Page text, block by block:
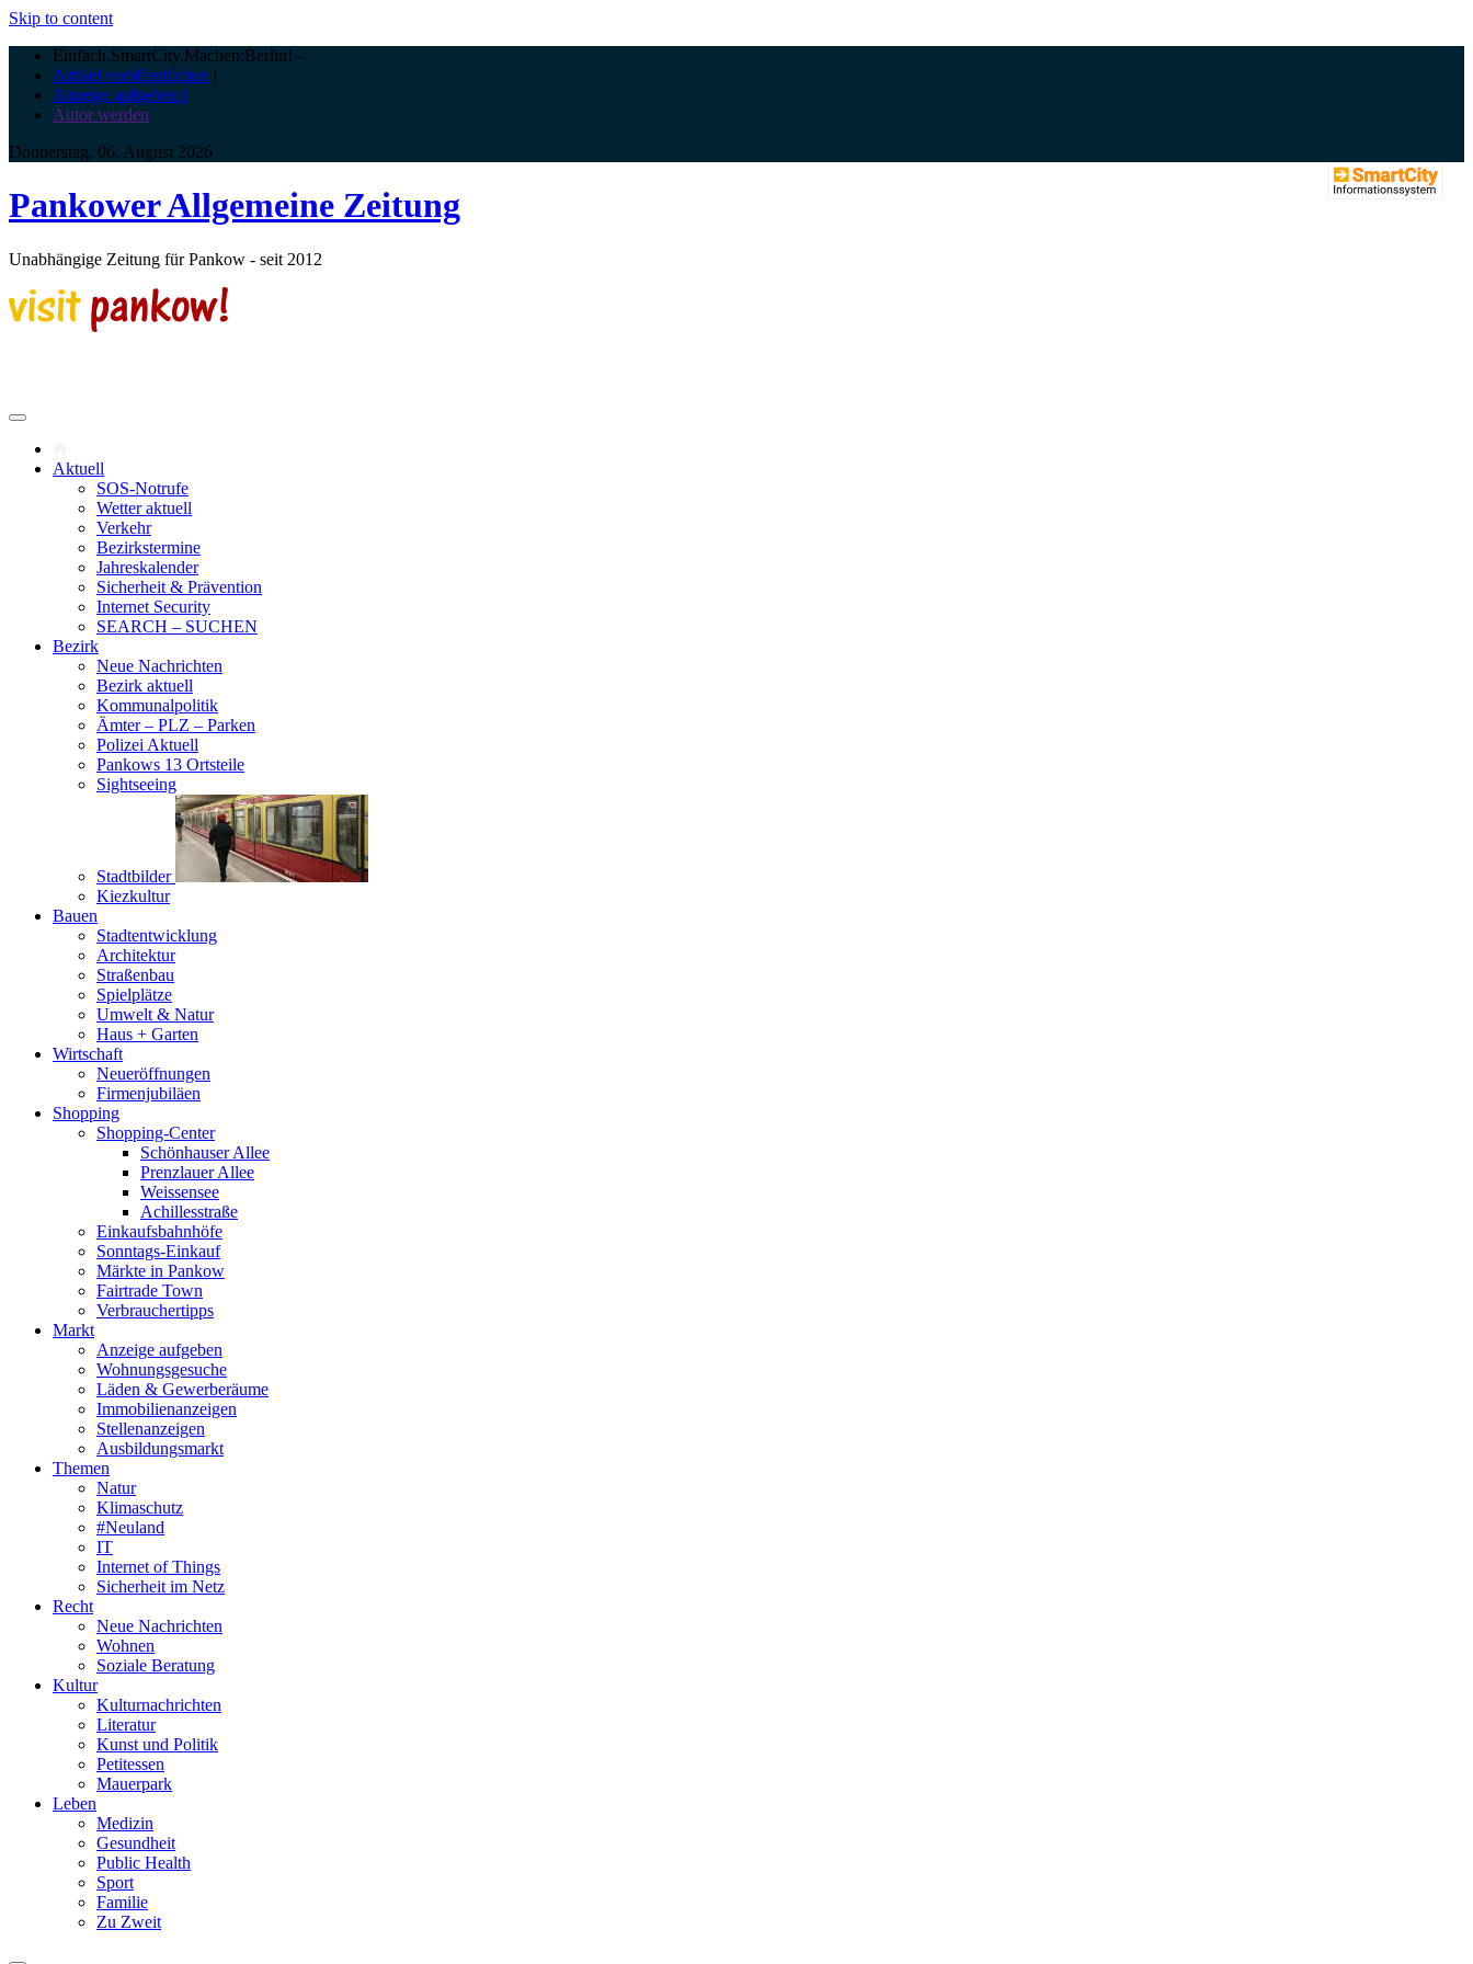
Skip to content
Einfach.SmartCity.Machen:Berlin! -
Artikel veröffentlichen |
Anzeige aufgeben |
Autor werden
Donnerstag, 06. August 2026
Pankower Allgemeine Zeitung
Unabhängige Zeitung für Pankow - seit 2012
Aktuell
SOS-Notrufe
Wetter aktuell
Verkehr
Bezirkstermine
Jahreskalender
Sicherheit & Prävention
Internet Security
SEARCH – SUCHEN
Bezirk
Neue Nachrichten
Bezirk aktuell
Kommunalpolitik
Ämter – PLZ – Parken
Polizei Aktuell
Pankows 13 Ortsteile
Sightseeing
Stadtbilder
Kiezkultur
Bauen
Stadtentwicklung
Architektur
Straßenbau
Spielplätze
Umwelt & Natur
Haus + Garten
Wirtschaft
Neueröffnungen
Firmenjubiläen
Shopping
Shopping-Center
Schönhauser Allee
Prenzlauer Allee
Weissensee
Achillesstraße
Einkaufsbahnhöfe
Sonntags-Einkauf
Märkte in Pankow
Fairtrade Town
Verbrauchertipps
Markt
Anzeige aufgeben
Wohnungsgesuche
Läden & Gewerberäume
Immobilienanzeigen
Stellenanzeigen
Ausbildungsmarkt
Themen
Natur
Klimaschutz
#Neuland
IT
Internet of Things
Sicherheit im Netz
Recht
Neue Nachrichten
Wohnen
Soziale Beratung
Kultur
Kulturnachrichten
Literatur
Kunst und Politik
Petitessen
Mauerpark
Leben
Medizin
Gesundheit
Public Health
Sport
Familie
Zu Zweit